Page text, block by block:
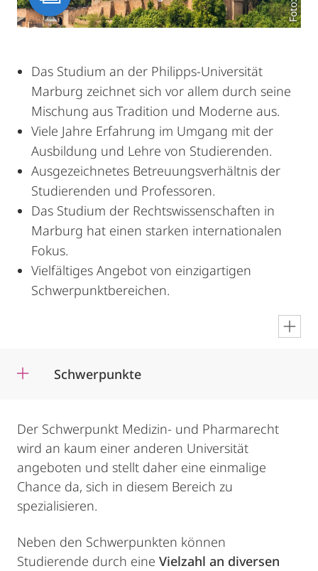
Das Studium an der Philipps-Universität
Marburg zeichnet sich vor allem durch seine
Mischung aus Tradition und Moderne aus.
Viele Jahre Erfahrung im Umgang mit der
Ausbildung und Lehre von Studierenden.
Ausgezeichnetes Betreuungsverhältnis der
Studierenden und Professoren.
Das Studium der Rechtswissenschaften in
Marburg hat einen starken internationalen
Fokus.
Vielfältiges Angebot von einzigartigen
Schwerpunktbereichen.
Schwerpunkte
Der Schwerpunkt Medizin- und Pharmarecht
wird an kaum einer anderen Universität
angeboten und stellt daher eine einmalige
Chance da, sich in diesem Bereich zu
spezialisieren.
Neben den Schwerpunkten können
Studierende durch eine Vielzahl an diversen